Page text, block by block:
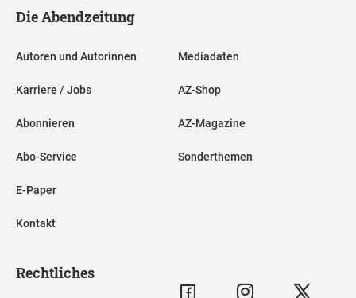
Die Abendzeitung
Autoren und Autorinnen
Karriere / Jobs
Abonnieren
Abo-Service
E-Paper
Kontakt
Mediadaten
AZ-Shop
AZ-Magazine
Sonderthemen
Rechtliches